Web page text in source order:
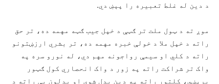
د دین له غلط تعبیره را پېښ دي.
موږ ته د ټول ملت تر ګټې د خپل جیب ګټه مهمه ده، تر حق
راته د خپل ملا د خولې خبره مهمه ده، تر بشري ارزښتونو
راته د کلي او سیمې رواجونه مهم دي، له نورو سره په
واک تر شراکت راته په زور د واک انحصاري کول ګټور
برېښي، کلتور راته په دین بدل شوی او بدلون يې راته د